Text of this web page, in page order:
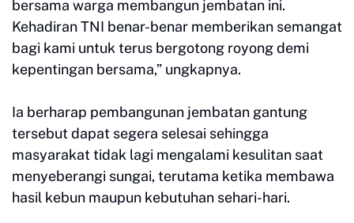
bersama warga membangun jembatan ini.
Kehadiran TNI benar-benar memberikan semangat
bagi kami untuk terus bergotong royong demi
kepentingan bersama,” ungkapnya.
Ia berharap pembangunan jembatan gantung
tersebut dapat segera selesai sehingga
masyarakat tidak lagi mengalami kesulitan saat
menyeberangi sungai, terutama ketika membawa
hasil kebun maupun kebutuhan sehari-hari.